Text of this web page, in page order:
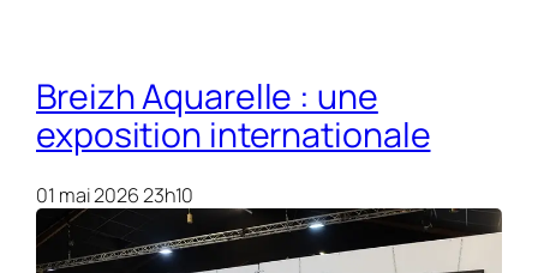
Breizh Aquarelle : une
exposition internationale
01 mai 2026 23h10